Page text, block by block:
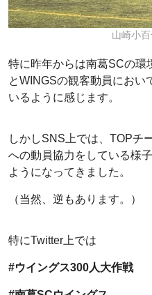
山崎小百
特に昨年からは南葛SCの環
とWINGSの観客動員におい
いるように感じます。
しかしSNS上では、TOPチ
への動員協力をしている様
ようになってきました。
（当然、逆もあります。）
特にTwitter上では
#ウイングス300人大作戦